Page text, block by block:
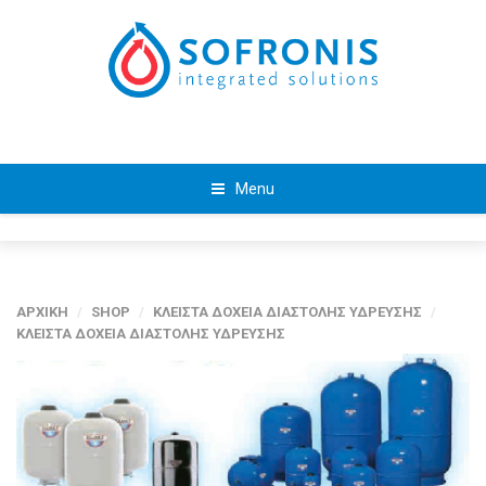
Menu
ΑΡΧΙΚΗ / SHOP / ΚΛΕΙΣΤΑ ΔΟΧΕΙΑ ΔΙΑΣΤΟΛΗΣ ΥΔΡΕΥΣΗΣ
/
ΚΛΕΙΣΤΑ ΔΟΧΕΙΑ ΔΙΑΣΤΟΛΗΣ ΥΔΡΕΥΣΗΣ